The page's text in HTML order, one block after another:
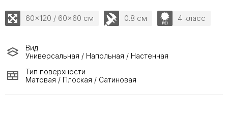
60x120 / 60x60 см 0.8 см 4 класс
Вид
Универсальная / Напольная / Настенная
Тип поверхности
Матовая / Плоская / Сатиновая